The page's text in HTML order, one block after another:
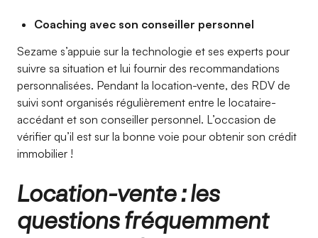
Coaching avec son conseiller personnel
Sezame s’appuie sur la technologie et ses experts pour
suivre sa situation et lui fournir des recommandations
personnalisées. Pendant la location-vente, des RDV de
suivi sont organisés régulièrement entre le locataire-
accédant et son conseiller personnel. L’occasion de
vérifier qu’il est sur la bonne voie pour obtenir son crédit
immobilier !
Location-vente : les
questions fréquemment